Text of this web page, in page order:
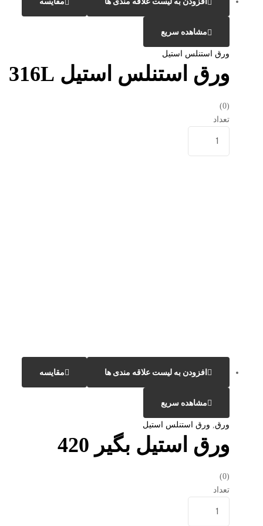
مشاهده سریع
ورق استنلس استیل
ورق استنلس استیل 316L
(0)
تعداد
افزودن به لیست علاقه مندی ها مقایسه
مشاهده سریع
ورق ورق استنلس استیل
ورق استیل بگیر 420
(0)
تعداد